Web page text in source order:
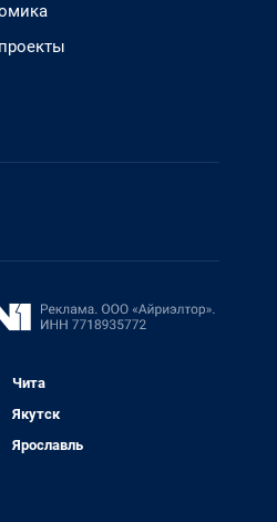
Чита
Якутск
Ярославль